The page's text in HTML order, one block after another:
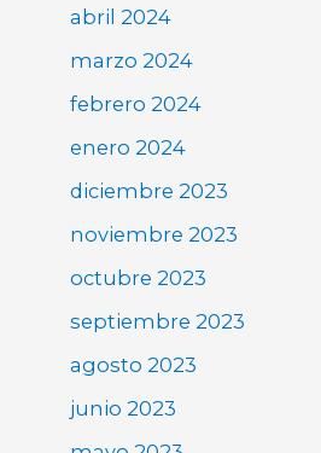
abril 2024
marzo 2024
febrero 2024
enero 2024
diciembre 2023
noviembre 2023
octubre 2023
septiembre 2023
agosto 2023
junio 2023